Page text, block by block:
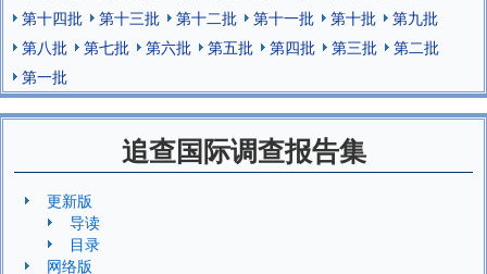
第十四批
第十三批 第十二批 第十一批 第十批
第九批
第八批
第七批 第六批 第五批 第四批 第三批
第二批
第一批
追查国际调查报告集
更新版
导读
目录
网络版